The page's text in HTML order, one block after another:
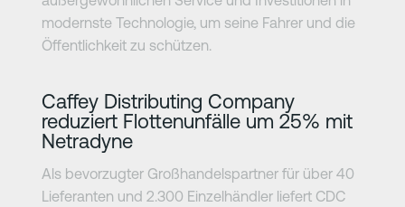
modernste Technologie, um seine Fahrer und die
Öffentlichkeit zu schützen.
Caffey Distributing Company
reduziert Flottenunfälle um 25% mit
Netradyne
Als bevorzugter Großhandelspartner für über 40
Lieferanten und 2.300 Einzelhändler liefert CDC